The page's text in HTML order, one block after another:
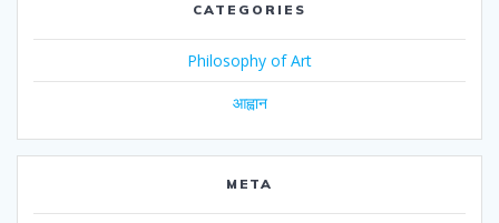
CATEGORIES
Philosophy of Art
आह्वान
META